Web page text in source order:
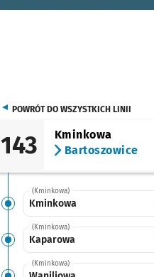
POWRÓT DO WSZYSTKICH LINII
143
Kminkowa
Bartoszowice
(Kminkowa)
Kminkowa
(Kminkowa)
Kaparowa
(Kminkowa)